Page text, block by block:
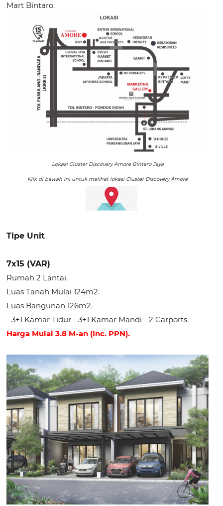
Mart Bintaro.
Lokasi Cluster Discovery Amore Bintaro Jaya
Klik di bawah ini untuk melihat lokasi Cluster Discovery Amore
Tipe Unit
7x15 (VAR)
Rumah 2 Lantai.
Luas Tanah Mulai 124m2.
Luas Bangunan 126m2.
- 3+1 Kamar Tidur - 3+1 Kamar Mandi - 2 Carports.
Harga Mulai 3.8 M-an (Inc. PPN).